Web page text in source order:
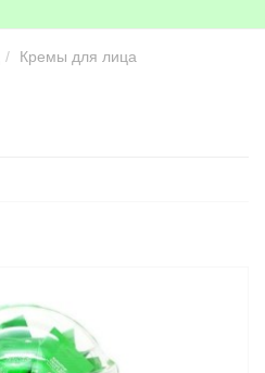
Кремы для лица